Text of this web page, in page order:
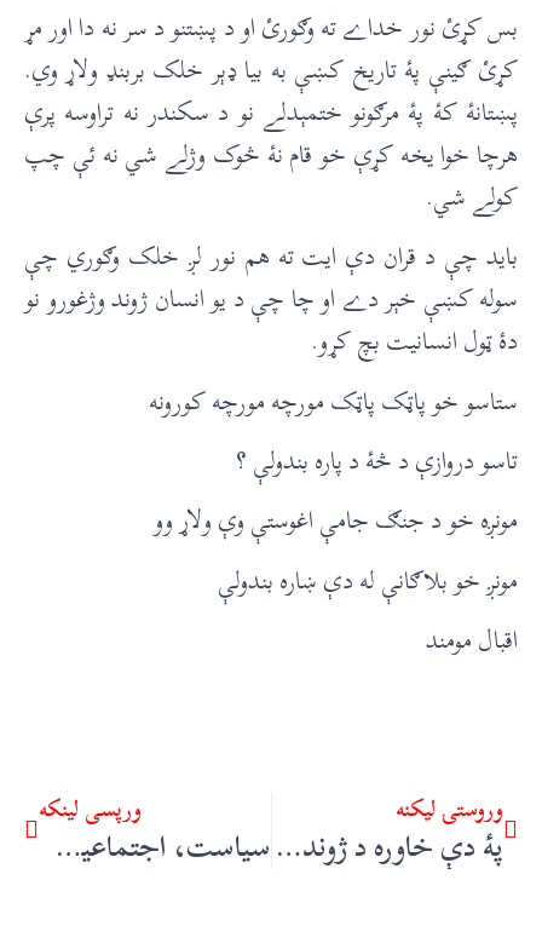
بس کړئ نور خداے ته وګورئ او د پښتنو د سر نه دا اور مړ
کړئ ګينې پۀ تاريخ کښې به بيا ډېر خلک بربنډ ولاړ وي.
پښتانۀ کۀ پۀ مرګونو ختمېدلے نو د سکندر نه تراوسه پرې
هرچا خوا یخه کړې خو قام نۀ څوک وژلے شي نه ئې چپ
کولے شي.
بايد چې د قران دې ایت ته هم نور لږ خلک وګوري چې
سوله کښې خېر دے او چا چې د يو انسان ژوند وژغورو نو
دۀ ټول انسانيت بچ کړو.
ستاسو خو پاټک پاټک مورچه مورچه کورونه
تاسو دروازې د څۀ د پاره بندولې ؟
مونږه خو د جنګ جامې اغوستې وې ولاړ وو
مونږ خو بلاګانې له دې ښاره بندولې
اقبال مومند
وروستۍ ليکنه
پۀ دې خاوره د ژوند کولو ضابطه عدم تشدد ده – ساجد ټکر
ورپسې لينکه
سیاست، اجتماعیت: د اولس زور د خداے زور دے – اوېس کمال